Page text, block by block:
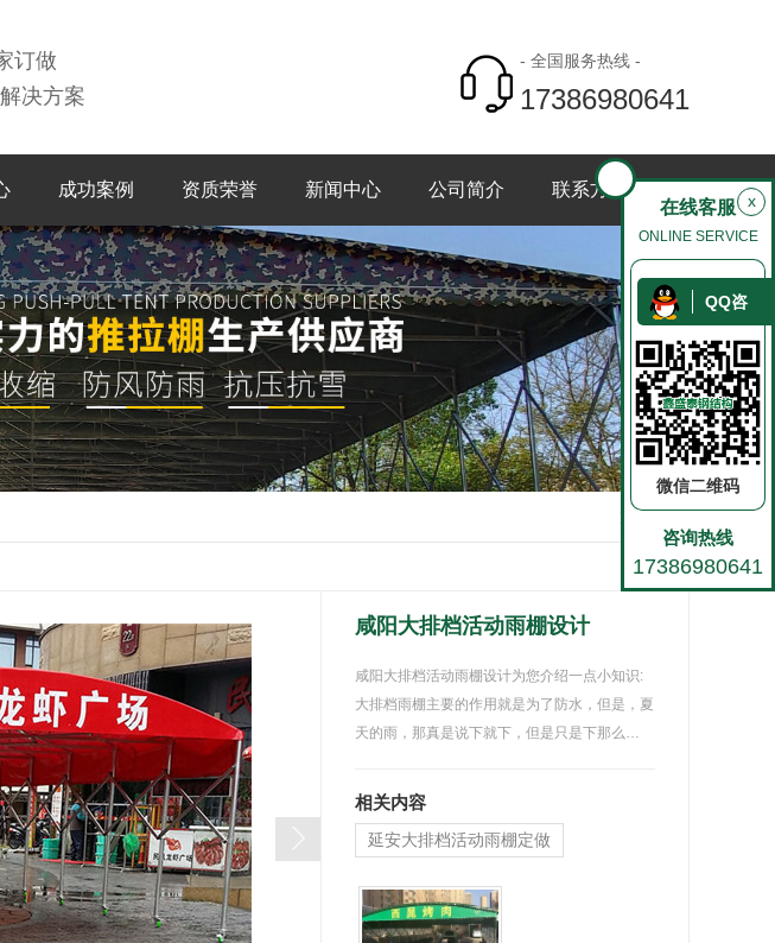
订做
决方案
- 全国服务热线 -
17386980641
成功案例 资质荣誉 新闻中心 公司简介 联系方式
返回
咸阳大排档活动雨棚设计
咸阳大排档活动雨棚设计为您介绍一点小知识:
大排档雨棚主要的作用就是为了防水，但是，夏
天的雨，那真是说下就下，但是只是下那么…
相关内容
延安大排档活动雨棚定做
x
在线客服
ONLINE SERVICE
QQ咨
询
微信二维码
咨询热线
17386980641